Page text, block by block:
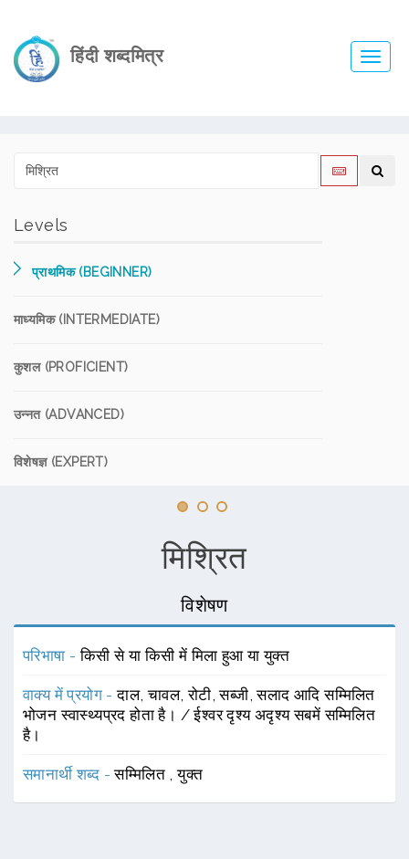
हिंदी शब्दमित्र
Levels
प्राथमिक (BEGINNER)
माध्यमिक (INTERMEDIATE)
कुशल (PROFICIENT)
उन्नत (ADVANCED)
विशेषज्ञ (EXPERT)
मिश्रित
विशेषण
परिभाषा -किसी से या किसी में मिला हुआ या युक्त
वाक्य में प्रयोग -दाल, चावल, रोटी, सब्जी, सलाद आदि सम्मिलित
भोजन स्वास्थ्यप्रद होता है। / ईश्वर दृश्य अदृश्य सबमें सम्मिलित
है।
समानार्थी शब्द -सम्मिलित ,युक्त